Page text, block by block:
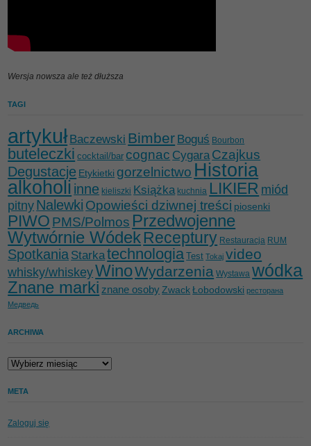
Wersja nowsza ale też dłuższa
TAGI
artykułBaczewski Bimber Boguś Bourbon
buteleczki cocktail/bar cognac CygaraCzajkus
Degustacje Etykietki gorzelnictwo Historia
alkoholi inne kieliszki Książka kuchnia LIKIER miód
pitny Nalewki Opowieści dziwnej treści piosenki
PIWO PMS/Polmos Przedwojenne
Wytwórnie WódekReceptury Restauracja RUM
Spotkania Starkatechnologia Test Tokaj video
whisky/whiskeyWinoWydarzenia Wystawa wódka
Znane marki znane osoby Zwack Łobodowski ресторана
Медведь
ARCHIWA
Archiwa
META
Zaloguj się